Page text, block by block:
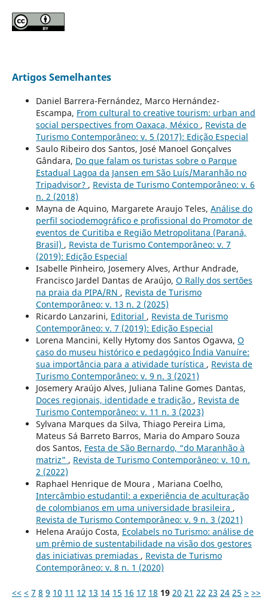
Artigos Semelhantes
Daniel Barrera-Fernández, Marco Hernández-
Escampa, From cultural to creative tourism: urban and
social perspectives from Oaxaca, México , Revista de
Turismo Contemporâneo: v. 5 (2017): Edição Especial
Saulo Ribeiro dos Santos, José Manoel Gonçalves
Gândara, Do que falam os turistas sobre o Parque
Estadual Lagoa da Jansen em São Luís/Maranhão no
Tripadvisor? , Revista de Turismo Contemporâneo: v. 6
n. 2 (2018)
Mayna de Aquino, Margarete Araujo Teles, Análise do
perfil sociodemográfico e profissional do Promotor de
eventos de Curitiba e Região Metropolitana (Paraná,
Brasil) , Revista de Turismo Contemporâneo: v. 7
(2019): Edição Especial
Isabelle Pinheiro, Josemery Alves, Arthur Andrade,
Francisco Jardel Dantas de Araújo, O Rally dos sertões
na praia da PIPA/RN , Revista de Turismo
Contemporâneo: v. 13 n. 2 (2025)
Ricardo Lanzarini, Editorial , Revista de Turismo
Contemporâneo: v. 7 (2019): Edição Especial
Lorena Mancini, Kelly Hytomy dos Santos Ogavva, O
caso do museu histórico e pedagógico Índia Vanuíre:
sua importância para a atividade turística , Revista de
Turismo Contemporâneo: v. 9 n. 3 (2021)
Josemery Araújo Alves, Juliana Taline Gomes Dantas,
Doces regionais, identidade e tradição , Revista de
Turismo Contemporâneo: v. 11 n. 3 (2023)
Sylvana Marques da Silva, Thiago Pereira Lima,
Mateus Sá Barreto Barros, Maria do Amparo Souza
dos Santos, Festa de São Bernardo, “do Maranhão à
matriz” , Revista de Turismo Contemporâneo: v. 10 n.
2 (2022)
Raphael Henrique de Moura , Mariana Coelho,
Intercâmbio estudantil: a experiência de aculturação
de colombianos em uma universidade brasileira ,
Revista de Turismo Contemporâneo: v. 9 n. 3 (2021)
Helena Araújo Costa, Ecolabels no Turismo: análise de
um prêmio de sustentabilidade na visão dos gestores
das iniciativas premiadas , Revista de Turismo
Contemporâneo: v. 8 n. 1 (2020)
<< < 7 8 9 10 11 12 13 14 15 16 17 18 19 20 21 22 23 24 25 > >>